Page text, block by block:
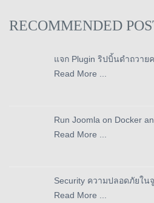
RECOMMENDED
แจก Plugin ริปบิ้นดำถวาย
Read More ...
Run Joomla on Docker
Read More ...
Security ความปลอดภัยใน
Read More ...